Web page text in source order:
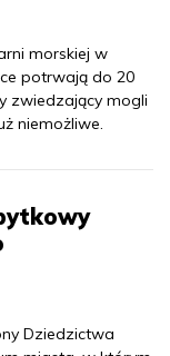
morskiej w
potrwają do 20
zwiedzający mogli
niemożliwe.
Dziedzictwa